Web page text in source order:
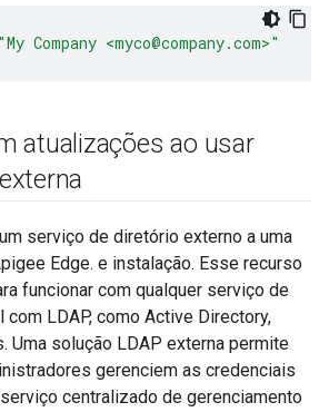
"My Company <myco@company.com>"
atualizações ao usar
serviço de diretório externo a uma
Edge. e instalação. Esse recurso
funcionar com qualquer serviço de
LDAP, como Active Directory,
Uma solução LDAP externa permite
gerenciem as credenciais
centralizado de gerenciamento